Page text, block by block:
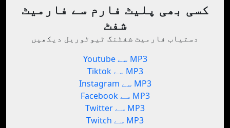
کسی بھی پلیٹ فارم سے فارمیٹ
شفٹ
دستیاب فارمیٹ شفٹنگ ٹیوٹوریل دیکھیں
Youtube سے MP3
Tiktok سے MP3
Instagram سے MP3
Facebook سے MP3
Twitter سے MP3
Twitch سے MP3